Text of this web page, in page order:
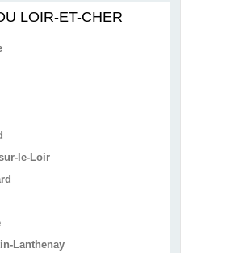
LOIR-ET-CHER
le-Loir
Lanthenay